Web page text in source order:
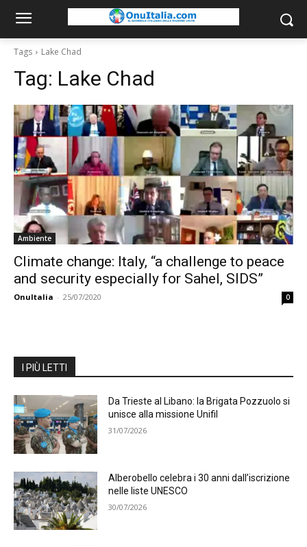
Tags Lake Chad
Tag: Lake Chad
Ambiente
Climate change: Italy, “a challenge to peace
and security especially for Sahel, SIDS”
OnuItalia - 25/07/2020 0
I PIÙ LETTI
Da Trieste al Libano: la Brigata Pozzuolo si
unisce alla missione Unifil
31/07/2026
Alberobello celebra i 30 anni dall’iscrizione
nelle liste UNESCO
30/07/2026